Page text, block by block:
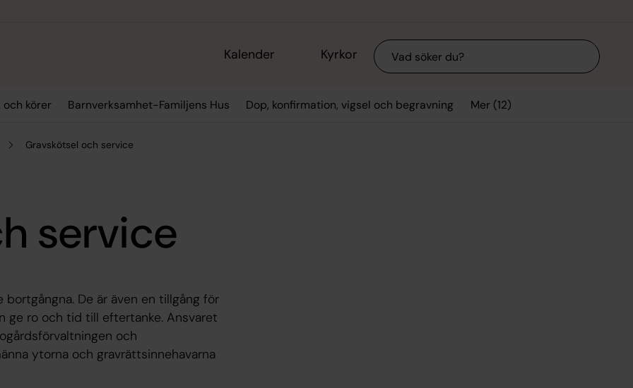
Kalender Kyrkor Sök
och körer Barnverksamhet-Familjens Hus Dop, konfirmation, vigsel och begravning Mer (12)
Gravskötsel och service
service
De är även en tillgång för
ge ro och tid till eftertanke. Ansvaret
och
ytorna och gravrättsinnehavarna